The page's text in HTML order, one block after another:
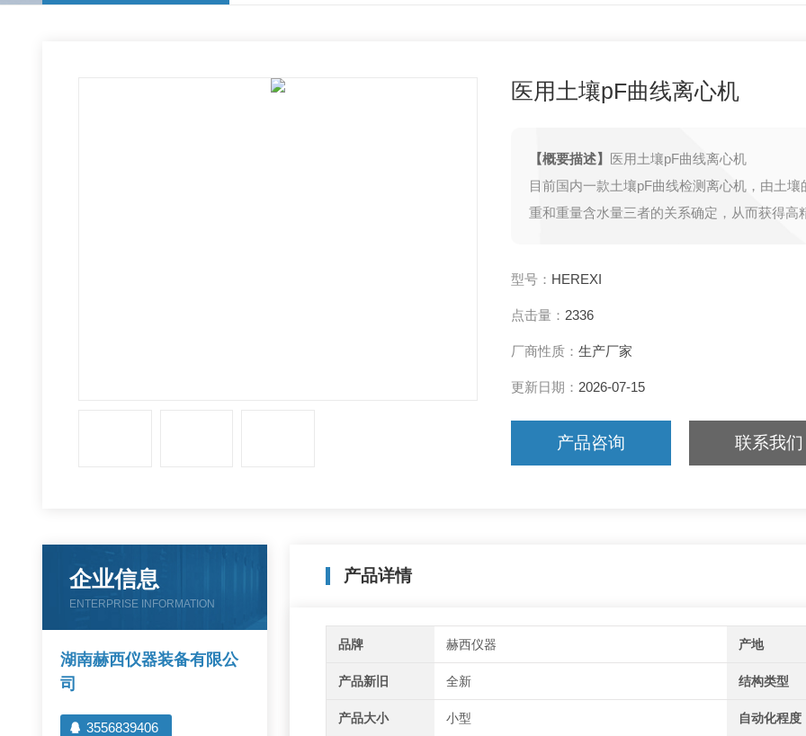
医用土壤pF曲线离心机
【概要描述】 医用土壤pF曲线离心机
目前国内一款土壤pF曲线检测离心机，由土壤
重和重量含水量三者的关系确定，从而获得高
水分动态模拟、气象气候学、土壤地理学、水
科技领域。
型号： HEREXI
点击量： 2336
厂商性质： 生产厂家
更新日期： 2026-07-15
产品咨询 联系我们
产品详情
品牌 赫西仪器 产地
产品新旧 全新 结构类型
产品大小 小型 自动化程度
企业信息
ENTERPRISE INFORMATION
湖南赫西仪器装备有限公
司
3556839406